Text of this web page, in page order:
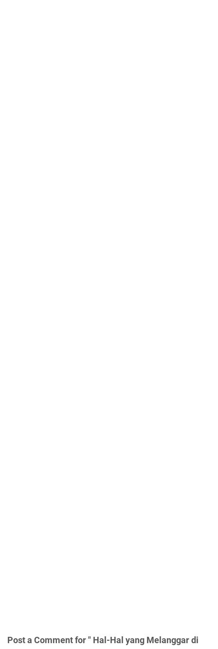
Post a Comment for " Hal-Hal yang Melanggar di